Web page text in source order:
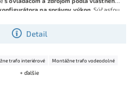
Detail
na správny výkon . Súčasťou
trafo interiérové Montážne trafo vodeodolné
+ ďalšie